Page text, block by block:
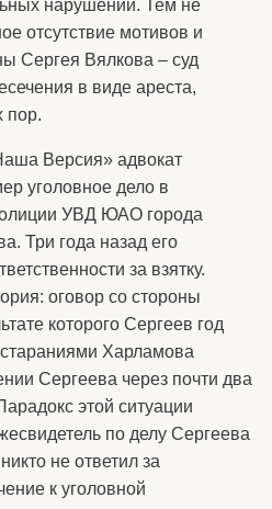
нарушений. Тем не
отсутствие мотивов и
Сергея Вялкова – суд
в виде ареста,
пор.
Версия» адвокат
уголовное дело в
УВД ЮАО города
Три года назад его
за взятку.
оговор со стороны
которого Сергеев год
Харламова
Сергеева через почти два
этой ситуации
по делу Сергеева
не ответил за
к уголовной